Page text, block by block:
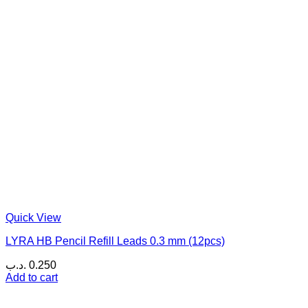
Quick View
LYRA HB Pencil Refill Leads 0.3 mm (12pcs)
0.250 .د.ب
Add to cart